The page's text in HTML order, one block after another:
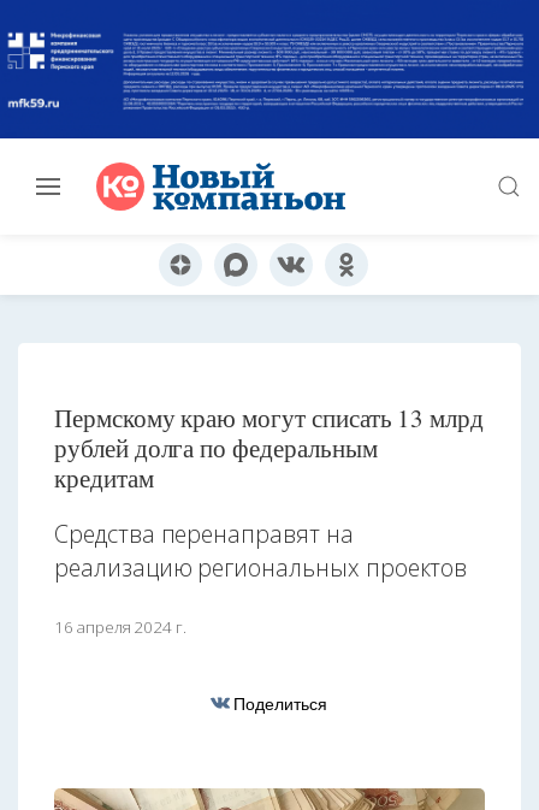
Пермскому краю могут списать 13 млрд
рублей долга по федеральным
кредитам
Средства перенаправят на
реализацию региональных проектов
16 апреля 2024 г.
Поделиться